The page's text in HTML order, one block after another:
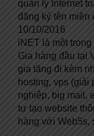
quản lý Internet
đăng ký tên miền
10/10/2016
iNET là một
Gia hàng đầu tại
gia tăng đi kèm
hosting, vps (giải
nghiệp, big mail,
tự tạo website
hàng với